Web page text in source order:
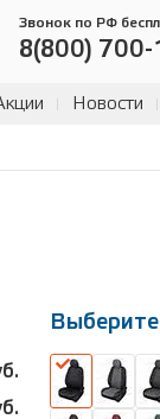
Звонок по РФ
8(800) 700-
Новости